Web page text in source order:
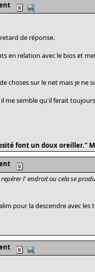
de réponse.
en relation avec le bios et
choses sur le net mais je ne
me semble qu'il ferait
font un doux oreiller."
l' endroit ou cela se
pour la descendre avec les